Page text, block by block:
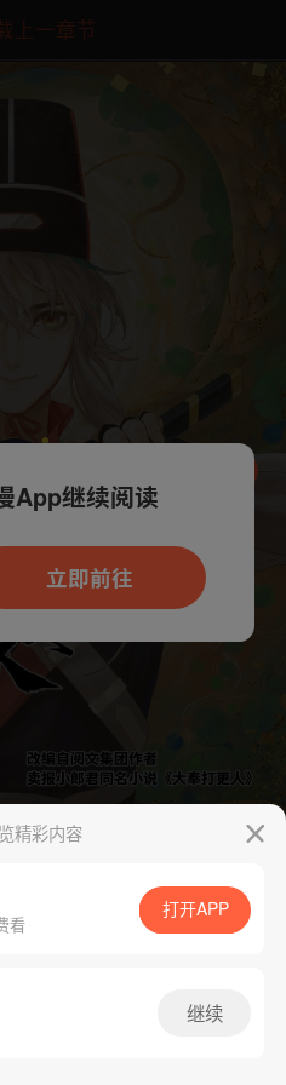
上一章节
App免费看
精彩内容
看
打开APP
继续
读，可打开App新用
免费看
App继续阅读
立即前往